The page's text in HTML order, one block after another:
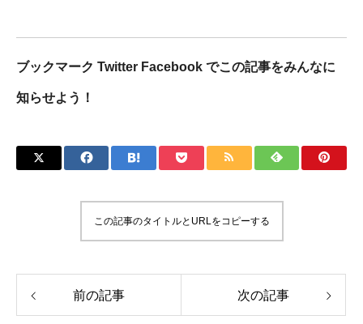
ブックマーク Twitter Facebook でこの記事をみんなに
知らせよう！
この記事のタイトルとURLをコピーする
前の記事 次の記事